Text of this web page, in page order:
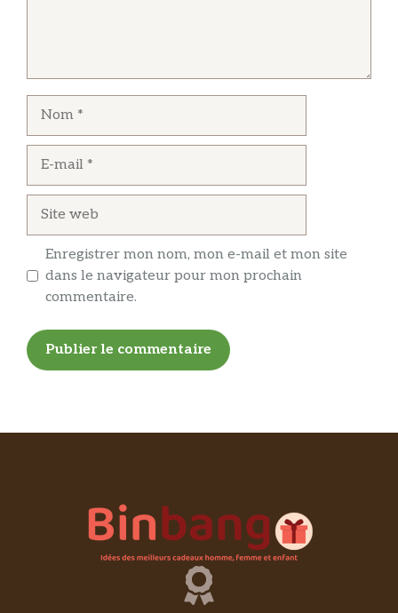
Enregistrer mon nom, mon e-mail et mon site
dans le navigateur pour mon prochain
commentaire.